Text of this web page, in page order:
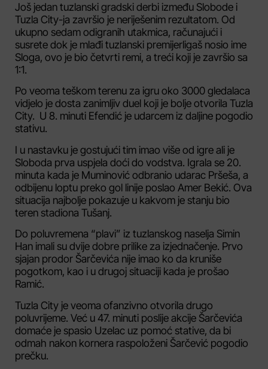
Još jedan tuzlanski gradski derbi između Slobode i
Tuzla City-ja završio je neriješenim rezultatom. Od
ukupno sedam odigranih utakmica, računajući i
susrete dok je mlađi tuzlanski premijerligaš nosio ime
Sloga, ovo je bio četvrti remi, a treći koji je završio sa
1:1.
Po veoma teškom terenu za igru oko 3000 gledalaca
vidjelo je dosta zanimljiv duel koji je bolje otvorila Tuzla
City. U 8. minuti Efendić je udarcem iz daljine pogodio
stativu.
I u nastavku je gostujući tim imao više od igre ali je
Sloboda prva uspjela doći do vodstva. Igrala se 20.
minuta kada je Muminović odbranio udarac Pršeša, a
odbijenu loptu preko gol linije poslao Amer Bekić. Ova
situacija najbolje pokazuje u kakvom je stanju bio
teren stadiona Tušanj.
Do poluvremena “plavi” iz tuzlanskog naselja Simin
Han imali su dvije dobre prilike za izjednačenje. Prvo
sjajan prodor Šarčevića nije imao ko da kruniše
pogotkom, kao i u drugoj situaciji kada je prošao
Ramić.
Tuzla City je veoma ofanzivno otvorila drugo
poluvrijeme. Već u 47. minuti poslije akcije Šarčevića
domaće je spasio Uzelac uz pomoć stative, da bi
odmah nakon kornera raspoloženi Šarčević pogodio
prečku.